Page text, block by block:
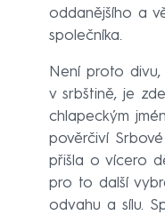
oddanějšího a
společníka.
Není proto
v srbštině, je
chlapeckým
pověrčiví
přišla o vícero
pro to další
odvahu a sílu.